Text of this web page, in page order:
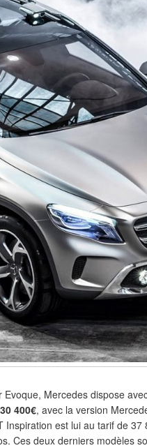
Mercedes dispose
400€, avec la version
est lui au tarif de
Ces deux derniers modèles